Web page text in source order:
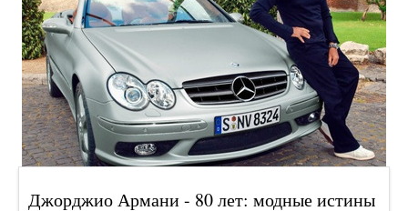
Джорджио Армани - 80 лет: модные истины